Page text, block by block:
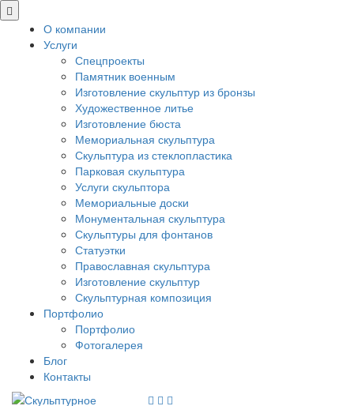
О компании
Услуги
Спецпроекты
Памятник военным
Изготовление скульптур из бронзы
Художественное литье
Изготовление бюста
Мемориальная скульптура
Скульптура из стеклопластика
Парковая скульптура
Услуги скульптора
Мемориальные доски
Монументальная скульптура
Скульптуры для фонтанов
Статуэтки
Православная скульптура
Изготовление скульптур
Скульптурная композиция
Портфолио
Портфолио
Фотогалерея
Блог
Контакты